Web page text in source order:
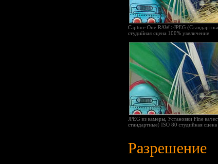
Capture One RAW->JPEG
студийная сцена 100% увеличение
JPEG из камеры, Установки Fine
стандартные) ISO 80 студийная
Разрешение